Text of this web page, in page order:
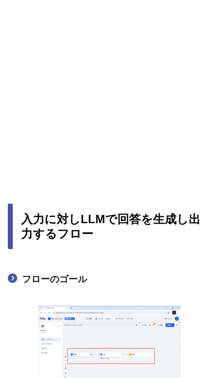
入力に対しLLMで回答を生成し出
力するフロー
フローのゴール